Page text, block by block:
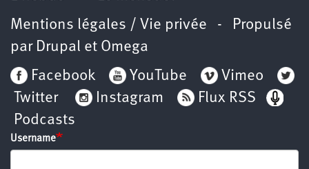
Mentions légales / Vie privée - Propulsé
par Drupal et Omega
Facebook
YouTube
Vimeo
Twitter
Instagram
Flux RSS
Podcasts
Username